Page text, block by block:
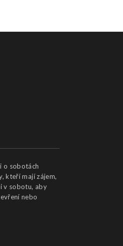
o sobotách
kteří mají zájem,
v sobotu, aby
nebo